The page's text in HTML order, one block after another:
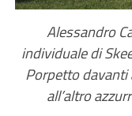
Alessandro
individuale di
Porpetto
all’altro